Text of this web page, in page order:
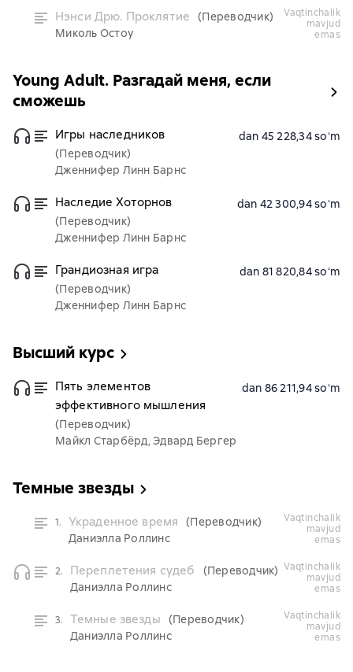
Нэнси Дрю. Проклятие
(Переводчик)
Миколь Остоу
vaqtinchalik
mavjud
emas
Young Adult. Разгадай меня, если
сможешь
Игры наследников
(Переводчик)
Дженнифер Линн Барнс
dan 45 228,34 soʻm
Наследие Хоторнов
(Переводчик)
Дженнифер Линн Барнс
dan 42 300,94 soʻm
Грандиозная игра
(Переводчик)
Дженнифер Линн Барнс
dan 81 820,84 soʻm
Высший курс
Пять элементов
эффективного мышления
(Переводчик)
Майкл Старбёрд, Эдвард Бергер
dan 86 211,94 soʻm
Темные звезды
1. Украденное время
(Переводчик)
Даниэлла Роллинс
vaqtinchalik
mavjud
emas
2. Переплетения судеб
(Переводчик)
Даниэлла Роллинс
vaqtinchalik
mavjud
emas
3. Темные звезды
(Переводчик)
Даниэлла Роллинс
vaqtinchalik
mavjud
emas